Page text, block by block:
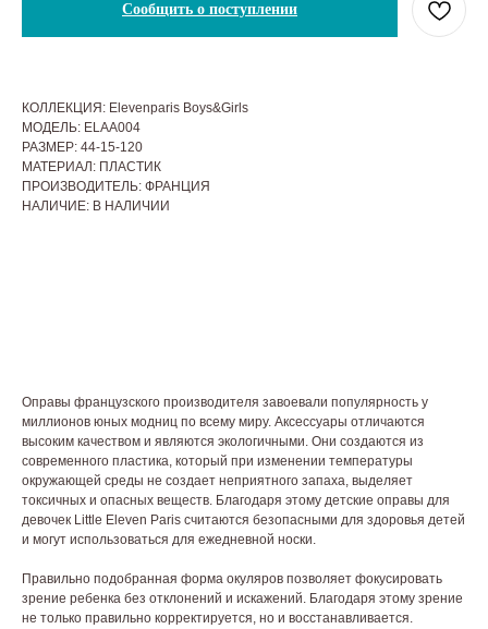
Сообщить о поступлении
КОЛЛЕКЦИЯ: Elevenparis Boys&Girls
МОДЕЛЬ: ELAA004
РАЗМЕР: 44-15-120
МАТЕРИАЛ: ПЛАСТИК
ПРОИЗВОДИТЕЛЬ: ФРАНЦИЯ
НАЛИЧИЕ: В НАЛИЧИИ
Оправы французского производителя завоевали популярность у
миллионов юных модниц по всему миру. Аксессуары отличаются
высоким качеством и являются экологичными. Они создаются из
современного пластика, который при изменении температуры
окружающей среды не создает неприятного запаха, выделяет
токсичных и опасных веществ. Благодаря этому детские оправы для
девочек Little Eleven Paris считаются безопасными для здоровья детей
и могут использоваться для ежедневной носки.
Правильно подобранная форма окуляров позволяет фокусировать
зрение ребенка без отклонений и искажений. Благодаря этому зрение
не только правильно корректируется, но и восстанавливается.